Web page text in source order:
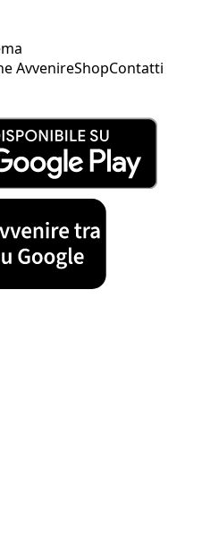
AvvenireShopContatti